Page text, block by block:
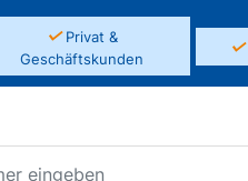
✓Privat &
Geschäftskunden
✓